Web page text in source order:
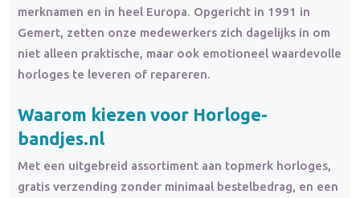
merknamen en in heel Europa. Opgericht in 1991 in
Gemert, zetten onze medewerkers zich dagelijks in om
niet alleen praktische, maar ook emotioneel waardevolle
horloges te leveren of repareren.
Waarom kiezen voor Horloge-
bandjes.nl
Met een uitgebreid assortiment aan topmerk horloges,
gratis verzending zonder minimaal bestelbedrag, en een